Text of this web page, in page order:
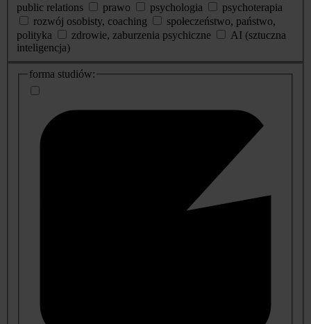
public relations
prawo psychologia
psychoterapia
rozwój osobisty, coaching
społeczeństwo, państwo,
polityka
zdrowie, zaburzenia psychiczne
AI (sztuczna
inteligencja)
dodatkowe
informacje
forma studiów: